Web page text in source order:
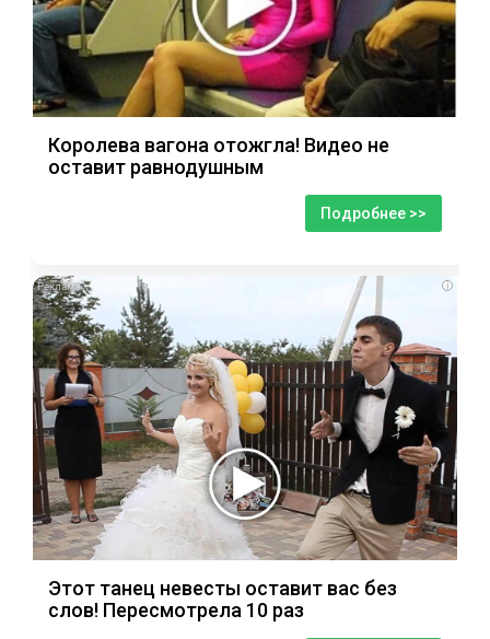
Королева вагона отожгла! Видео не
оставит равнодушным
Подробнее >>
i
Этот танец невесты оставит вас без
слов! Пересмотрела 10 раз